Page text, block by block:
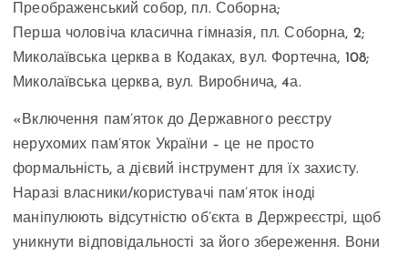
Преображенський собор, пл. Соборна;
Перша чоловіча класична гімназія, пл. Соборна, 2;
Миколаївська церква в Кодаках, вул. Фортечна, 108;
Миколаївська церква, вул. Виробнича, 4а.
«Включення пам’яток до Державного реєстру
нерухомих пам’яток України – це не просто
формальність, а дієвий інструмент для їх захисту.
Наразі власники/користувачі пам’яток іноді
маніпулюють відсутністю об’єкта в Держреєстрі, щоб
уникнути відповідальності за його збереження. Вони